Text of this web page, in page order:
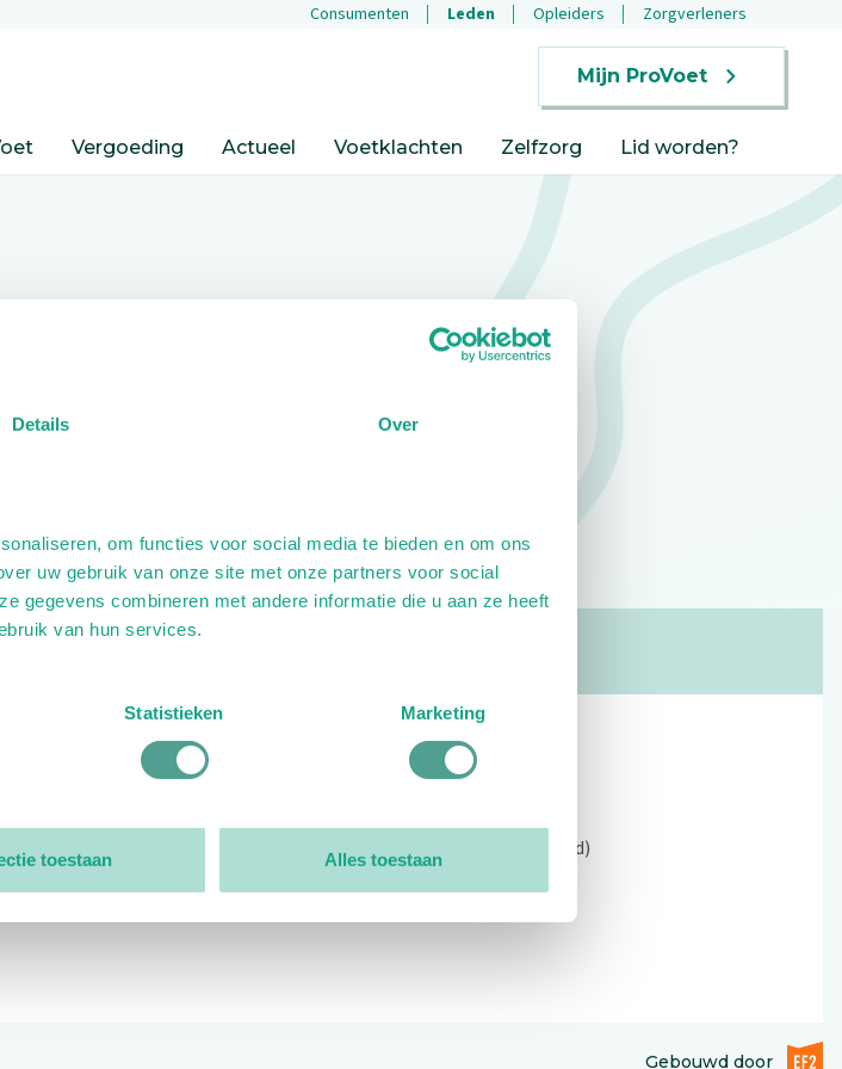
Details Over
om functies voor social media te bieden en om ons
uw gebruik van onze site met onze partners voor social
gegevens combineren met andere informatie die u aan ze heeft
van hun services.
Statistieken Marketing
toestaan Alles toestaan
Consumenten Leden Opleiders Zorgverleners
Mijn ProVoet
Vergoeding Actueel Voetklachten Zelfzorg Lid worden?
Open: 09:00 - 12:30 (alleen ochtend)
Gebouwd doorEF2